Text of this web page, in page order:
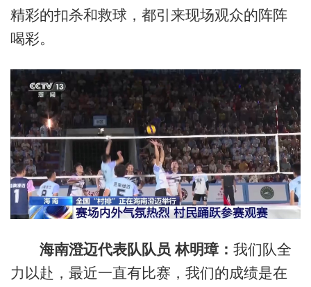
精彩的扣杀和救球，都引来现场观众的阵阵
喝彩。
海南澄迈代表队队员 林明璋： 我们队全
力以赴，最近一直有比赛，我们的成绩是在